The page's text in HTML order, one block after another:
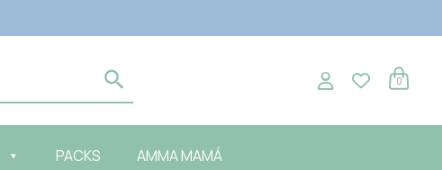
0
PACKS AMMA MAMÁ